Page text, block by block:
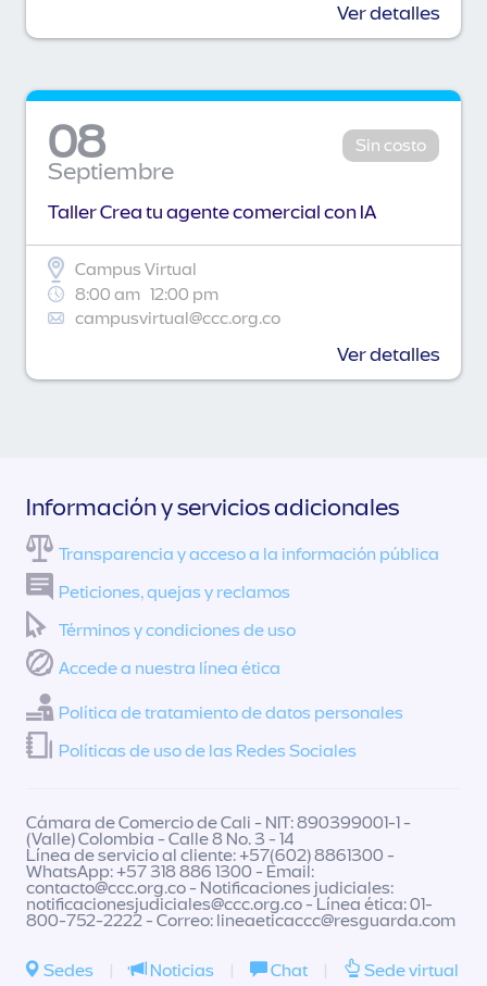
Ver detalles
08
Septiembre
Sin costo
Taller Crea tu agente comercial con IA
Campus Virtual
8:00 am 12:00 pm
campusvirtual@ccc.org.co
Ver detalles
Información y servicios adicionales
Transparencia y acceso a la información pública
Peticiones, quejas y reclamos
Términos y condiciones de uso
Accede a nuestra línea ética
Política de tratamiento de datos personales
Políticas de uso de las Redes Sociales
Cámara de Comercio de Cali - NIT: 890399001-1 -
(Valle) Colombia - Calle 8 No. 3 - 14
Línea de servicio al cliente: +57(602) 8861300 -
WhatsApp: +57 318 886 1300 - Email:
contacto@ccc.org.co- Notificaciones judiciales:
notificacionesjudiciales@ccc.org.co- Línea ética: 01-
800-752-2222 - Correo: lineaeticaccc@resguarda.com
Sedes | Noticias | Chat | Sede virtual